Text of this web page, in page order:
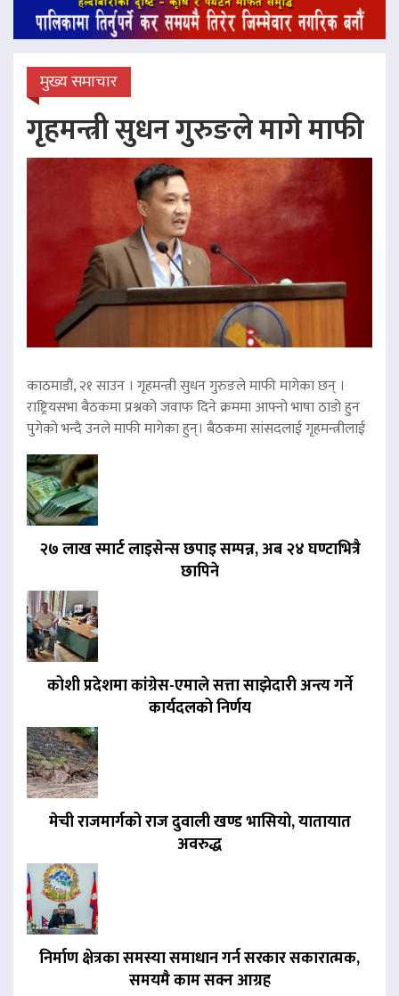
मुख्य समाचार
गृहमन्त्री सुधन गुरुङले मागे माफी
काठमाडौं, २१ साउन । गृहमन्त्री सुधन गुरुङले माफी मागेका छन् ।
राष्ट्रियसभा बैठकमा प्रश्नको जवाफ दिने क्रममा आफ्नो भाषा ठाडो हुन
पुगेको भन्दै उनले माफी मागेका हुन्। बैठकमा सांसदलाई गृहमन्त्रीलाई
२७ लाख स्मार्ट लाइसेन्स छपाइ सम्पन्न, अब २४ घण्टाभित्रै
छापिने
कोशी प्रदेशमा कांग्रेस-एमाले सत्ता साझेदारी अन्त्य गर्ने
कार्यदलको निर्णय
मेची राजमार्गको राज दुवाली खण्ड भासियो, यातायात
अवरुद्ध
निर्माण क्षेत्रका समस्या समाधान गर्न सरकार सकारात्मक,
समयमै काम सक्न आग्रह